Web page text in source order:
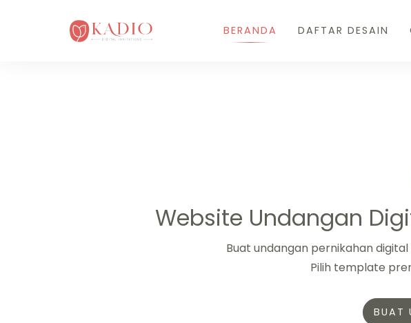
BERANDA DAFTAR DESAIN
Website Undangan
Buat undangan pernikahan
Pilih template
BUAT